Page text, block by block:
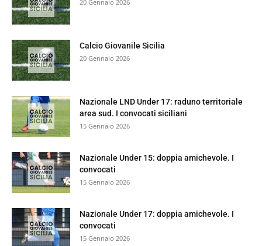
20 Gennaio 2026
Calcio Giovanile Sicilia
20 Gennaio 2026
Nazionale LND Under 17: raduno territoriale
area sud. I convocati siciliani
15 Gennaio 2026
Nazionale Under 15: doppia amichevole. I
convocati
15 Gennaio 2026
Nazionale Under 17: doppia amichevole. I
convocati
15 Gennaio 2026